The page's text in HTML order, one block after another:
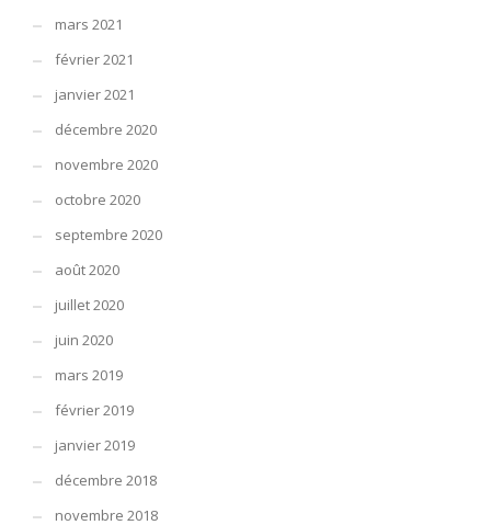
mars 2021
février 2021
janvier 2021
décembre 2020
novembre 2020
octobre 2020
septembre 2020
août 2020
juillet 2020
juin 2020
mars 2019
février 2019
janvier 2019
décembre 2018
novembre 2018